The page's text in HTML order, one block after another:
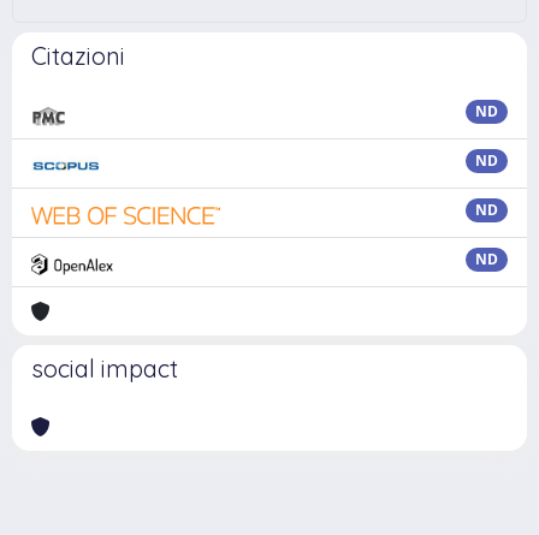
Citazioni
ND
ND
ND
ND
social impact